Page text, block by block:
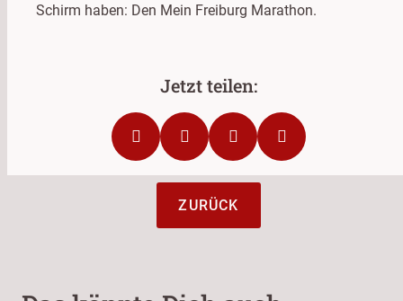
Schirm haben: Den Mein Freiburg Marathon.
ZURÜCK